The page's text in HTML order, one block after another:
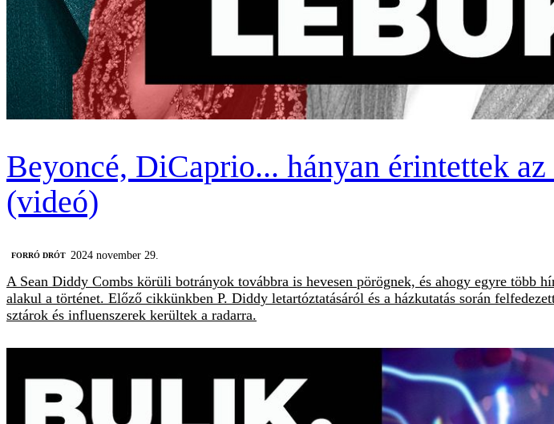
Beyoncé, DiCaprio... hányan érintettek
(videó)
FORRÓ DRÓT 2024 november 29.
A Sean Diddy Combs körüli botrányok továbbra is hevesen pörögnek, és ahogy egyre több
alakul a történet. Előző cikkünkben P. Diddy letartóztatásáról és a házkutatás során
sztárok és influenszerek kerültek a radarra.